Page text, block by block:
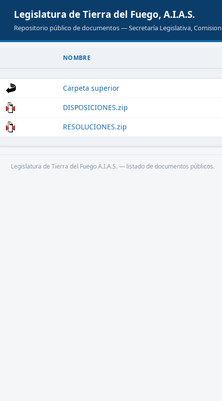
Legislatura de Tierra del Fuego, A.I.A.S.
Repositorio público de documentos — Secretaría Legislativa,
NOMBRE
Carpeta superior
DISPOSICIONES.zip
RESOLUCIONES.zip
Legislatura de Tierra del Fuego A.I.A.S. — listado de documentos públicos.